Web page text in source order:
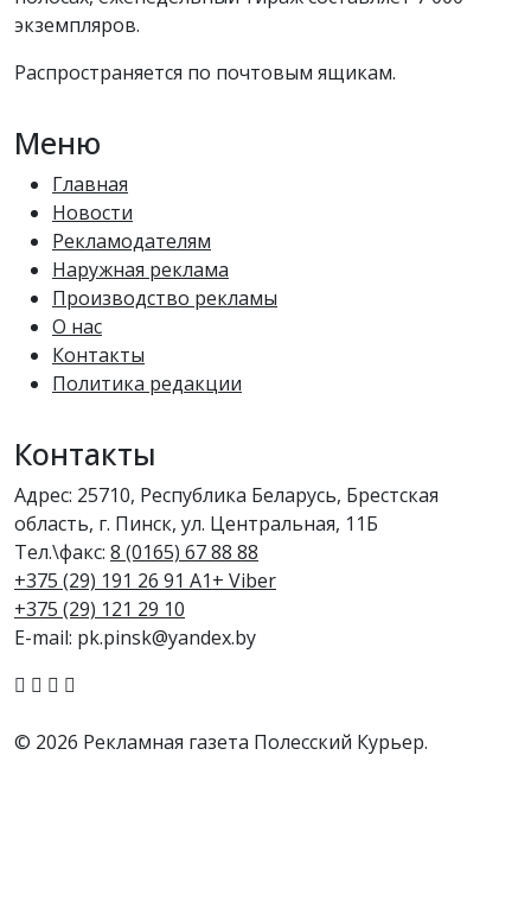
экземпляров.
Распространяется по почтовым ящикам.
Меню
Главная
Новости
Рекламодателям
Наружная реклама
Производство рекламы
О нас
Контакты
Политика редакции
Контакты
Адрес: 25710, Республика Беларусь, Брестская
область, г. Пинск, ул. Центральная, 11Б
Тел.\факс: 8 (0165) 67 88 88
+375 (29) 191 26 91 A1+ Viber
+375 (29) 121 29 10
E-mail: pk.pinsk@yandex.by
© 2026 Рекламная газета Полесский Курьер.